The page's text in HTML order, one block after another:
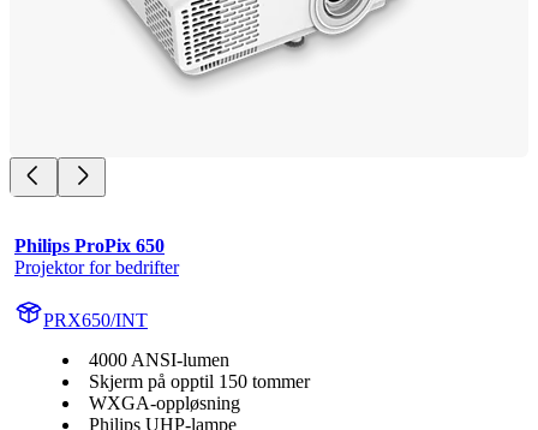
Philips ProPix 650
Projektor for bedrifter
PRX650/INT
4000 ANSI-lumen
Skjerm på opptil 150 tommer
WXGA-oppløsning
Philips UHP-lampe